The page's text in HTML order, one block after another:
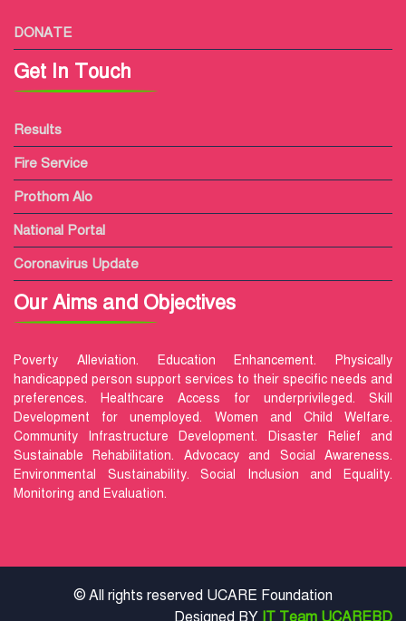
DONATE
Get In Touch
Results
Fire Service
Prothom Alo
National Portal
Coronavirus Update
Our Aims and Objectives
Poverty Alleviation. Education Enhancement. Physically
handicapped person support services to their specific needs and
preferences. Healthcare Access for underprivileged. Skill
Development for unemployed. Women and Child Welfare.
Community Infrastructure Development. Disaster Relief and
Sustainable Rehabilitation. Advocacy and Social Awareness.
Environmental Sustainability. Social Inclusion and Equality.
Monitoring and Evaluation.
© All rights reserved UCARE Foundation
Designed BY IT Team UCAREBD